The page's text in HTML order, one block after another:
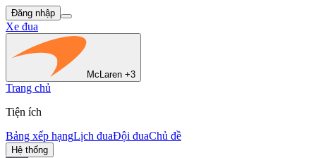
Đăng nhập
Xe đua
McLaren +3
Trang chủ
Tiện ích
Bảng xếp hạngLịch đuaĐội đuaChủ đề
Hệ thống